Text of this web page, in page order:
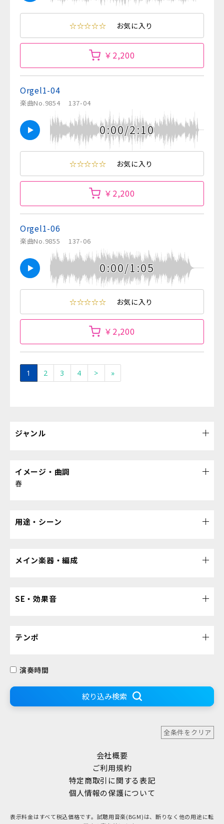
☆☆☆☆☆ お気に入り
￥2,200
Orgel1-04
楽曲No.9854 137-04
0:00/2:10
☆☆☆☆☆ お気に入り
￥2,200
Orgel1-06
楽曲No.9855 137-06
0:00/1:05
☆☆☆☆☆ お気に入り
￥2,200
1 2 3 4 > »
ジャンル
イメージ・曲調
春
用途・シーン
メイン楽器・編成
SE・効果音
テンポ
演奏時間
絞り込み検索
全条件をクリア
会社概要
ご利用規約
特定商取引に関する表記
個人情報の保護について
表示料金はすべて税込価格です。試聴用音楽(BGM)は、断りなく他の用途に転